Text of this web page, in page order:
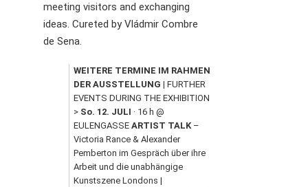
meeting visitors and exchanging
ideas. Cureted by Vládmir Combre
de Sena.
WEITERE TERMINE IM RAHMEN
DER AUSSTELLUNG | FURTHER
EVENTS DURING THE EXHIBITION
> So. 12. JULI · 16 h @
EULENGASSE ARTIST TALK –
Victoria Rance & Alexander
Pemberton im Gespräch über ihre
Arbeit und die unabhängige
Kunstszene Londons |